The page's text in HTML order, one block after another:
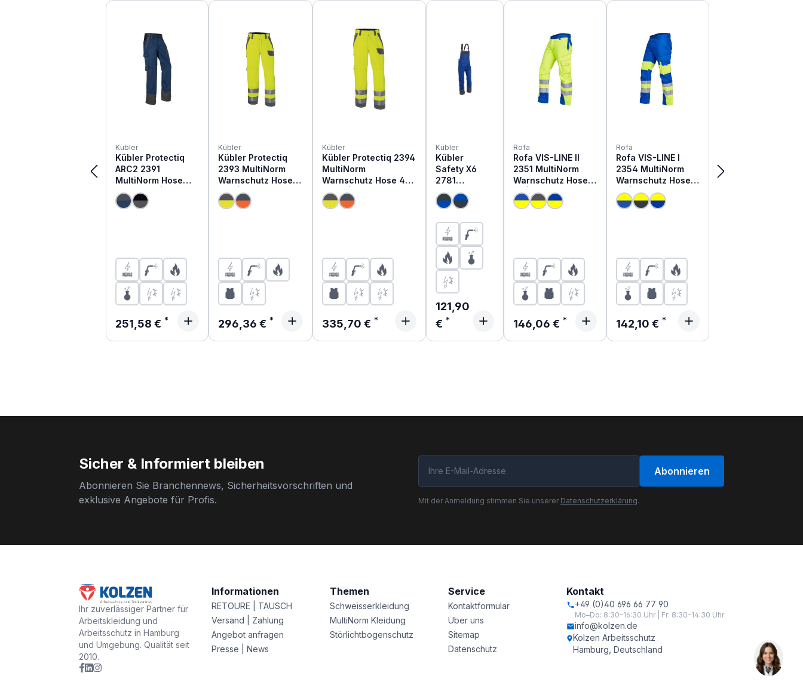
Produktgalerie überspringen
Kübler
Kübler Protectiq
ARC2 2391
MultiNorm Hose
4kA + 7kA | APC2
Regulärer Preis:
251,58 €
Kübler
Kübler Protectiq
2393 MultiNorm
Warnschutz Hose
4kA | APC1
Regulärer Preis:
296,36 €
Kübler
Kübler Protectiq 2394
MultiNorm
Warnschutz Hose 4kA
+ 7kA | APC2
Regulärer Preis:
335,70 €
Kübler
Kübler
Safety X6
2781
MultiNorm
Hose PSA 3
Regulärer Preis:
121,90
€
Rofa
Rofa VIS-LINE II
2351 MultiNorm
Warnschutz Hose 4
kA | APC1
Regulärer Preis:
146,06 €
Rofa
Rofa VIS-LINE I
2354 MultiNorm
Warnschutz Hose 4
kA | APC1
Regulärer Preis:
142,10 €
Sicher & Informiert bleiben
Abonnieren Sie Branchennews, Sicherheitsvorschriften und
exklusive Angebote für Profis.
Abonnieren
Mit der Anmeldung stimmen Sie unserer Datenschutzerklärung.
Ihr zuverlässiger Partner für
Arbeitskleidung und
Arbeitsschutz in Hamburg
und Umgebung. Qualität seit
2010.
Informationen
RETOURE | TAUSCH
Versand | Zahlung
Angebot anfragen
Presse | News
Themen
Schweisserkleidung
MultiNorm Kleidung
Störlichtbogenschutz
Service
Kontaktformular
Über uns
Sitemap
Datenschutz
Kontakt
+49 (0)40 696 66 77 90
Mo–Do: 8:30–16:30 Uhr | Fr: 8:30–14:30 Uhr
info@kolzen.de
Kolzen Arbeitsschutz
Hamburg, Deutschland